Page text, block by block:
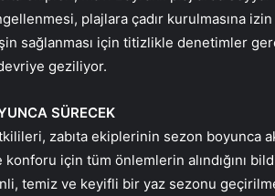
plajlara çadır kurulmasına
sağlanması için titizlikle denetimler
geziliyor.
SÜRECEK
zabıta ekiplerinin sezon boyunca
için tüm önlemlerin alındığını
temiz ve keyifli bir yaz sezonu